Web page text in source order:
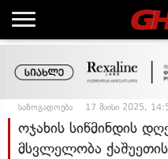
საზოგადოება 17 მაისი 2025,
ოჯახის სიწმინდის
მსვლელობა